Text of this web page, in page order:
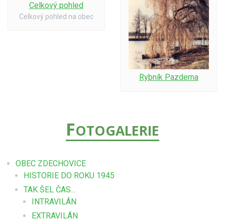
Celkový pohled
Celkový pohled na obec
Rybník Pazderna
FOTOGALERIE
OBEC ZDECHOVICE
HISTORIE DO ROKU 1945
TAK ŠEL ČAS...
INTRAVILÁN
EXTRAVILÁN